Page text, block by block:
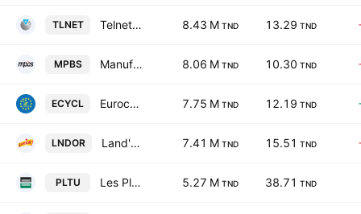
TLNET Telnet Holding SA 8.43 M TND 13.29 TND
MPBS Manufacture de Panneaux Bois du Sud SA 8.06 M TND 10.30 TND
ECYCL Eurocycles SA 7.75 M TND 12.19 TND
LNDOR Land'Or SA 7.41 M TND 15.51 TND
PLTU Les Placements de Tunisie-SICAF SA 5.27 M TND 38.71 TND